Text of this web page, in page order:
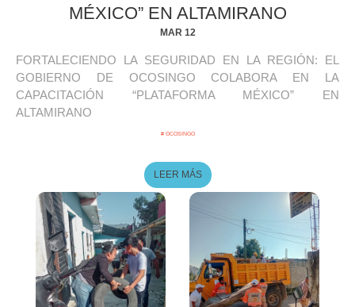
MÉXICO” EN ALTAMIRANO
MAR 12
FORTALECIENDO LA SEGURIDAD EN LA REGIÓN: EL
GOBIERNO DE OCOSINGO COLABORA EN LA
CAPACITACIÓN “PLATAFORMA MÉXICO” EN
ALTAMIRANO
# OCOSINGO
LEER MÁS